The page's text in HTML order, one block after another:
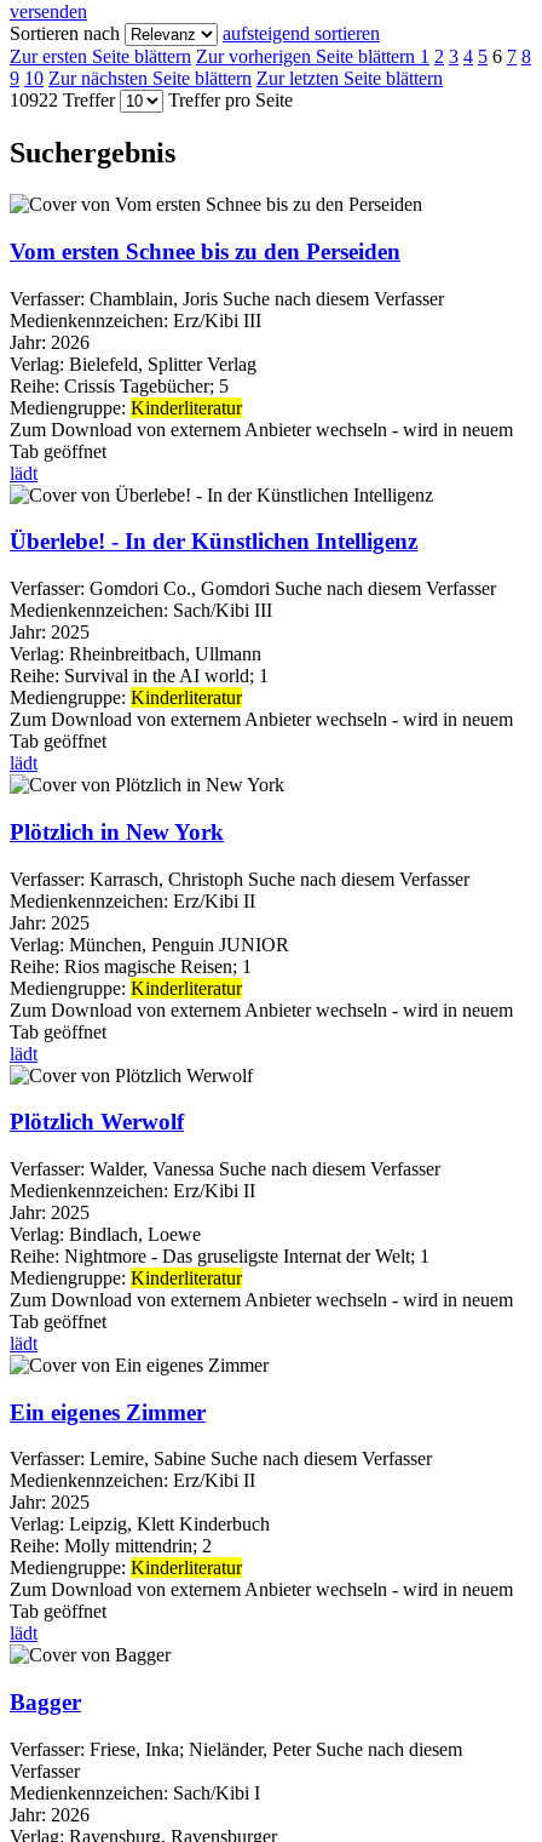
versenden
Sortieren nach
aufsteigend sortieren
Zur ersten Seite blättern Zur vorherigen Seite blättern 1 2 3 4 5 6 7 8
9 10 Zur nächsten Seite blättern Zur letzten Seite blättern
10922 Treffer
Treffer pro Seite
Suchergebnis
Vom ersten Schnee bis zu den Perseiden
Verfasser: Chamblain, Joris Suche nach diesem Verfasser
Medienkennzeichen: Erz/Kibi III
Jahr: 2026
Verlag: Bielefeld, Splitter Verlag
Reihe: Crissis Tagebücher; 5
Mediengruppe: Kinderliteratur
Zum Download von externem Anbieter wechseln - wird in neuem
Tab geöffnet
lädt
Überlebe! - In der Künstlichen Intelligenz
Verfasser: Gomdori Co., Gomdori Suche nach diesem Verfasser
Medienkennzeichen: Sach/Kibi III
Jahr: 2025
Verlag: Rheinbreitbach, Ullmann
Reihe: Survival in the AI world; 1
Mediengruppe: Kinderliteratur
Zum Download von externem Anbieter wechseln - wird in neuem
Tab geöffnet
lädt
Plötzlich in New York
Verfasser: Karrasch, Christoph Suche nach diesem Verfasser
Medienkennzeichen: Erz/Kibi II
Jahr: 2025
Verlag: München, Penguin JUNIOR
Reihe: Rios magische Reisen; 1
Mediengruppe: Kinderliteratur
Zum Download von externem Anbieter wechseln - wird in neuem
Tab geöffnet
lädt
Plötzlich Werwolf
Verfasser: Walder, Vanessa Suche nach diesem Verfasser
Medienkennzeichen: Erz/Kibi II
Jahr: 2025
Verlag: Bindlach, Loewe
Reihe: Nightmore - Das gruseligste Internat der Welt; 1
Mediengruppe: Kinderliteratur
Zum Download von externem Anbieter wechseln - wird in neuem
Tab geöffnet
lädt
Ein eigenes Zimmer
Verfasser: Lemire, Sabine Suche nach diesem Verfasser
Medienkennzeichen: Erz/Kibi II
Jahr: 2025
Verlag: Leipzig, Klett Kinderbuch
Reihe: Molly mittendrin; 2
Mediengruppe: Kinderliteratur
Zum Download von externem Anbieter wechseln - wird in neuem
Tab geöffnet
lädt
Bagger
Verfasser: Friese, Inka; Nieländer, Peter Suche nach diesem
Verfasser
Medienkennzeichen: Sach/Kibi I
Jahr: 2026
Verlag: Ravensburg, Ravensburger